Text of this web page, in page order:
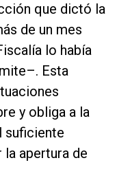
que dictó la
de un mes
lo había
Esta
y obliga a la
suficiente
apertura de